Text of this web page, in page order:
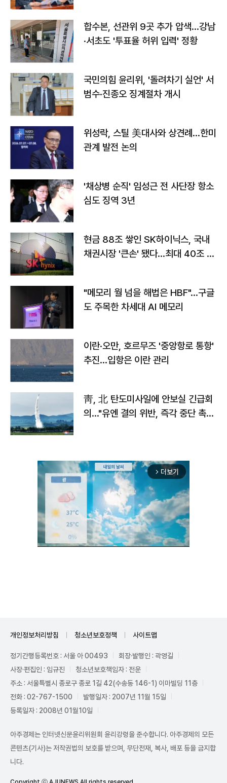
합수본, 선관위 9곳 추가 압색…강남
·서초도 '투표율 허위 입력' 정황
국민의힘 윤리위, '돌려차기 실언' 서
범수·진종오 징계절차 개시
위성락, 스틸 美대사와 상견례…한미
관계 발전 논의
'채상병 순직' 임성근 전 사단장 항소
심도 징역 3년
현금 88조 쌓인 SK하이닉스, 국내
채권시장 '큰손' 됐다…최대 40조 투
"메모리 월 넘을 해법은 HBF"…구글
도 주목한 차세대 AI 메모리
이란·오만, 호르무즈 '중앙항로 통항'
추진…입항은 이란 관리
靑, 北 탄도미사일에 안보실 긴급회
의…"유엔 결의 위반, 즉각 중단 촉
arrow_forward_ios 더보기
개인정보처리방침 청소년보호정책 사이트맵
정기간행등록번호 : 서울 아 00493
회장·발행인 : 곽영길
사장·편집인 : 임규진
청소년보호책임자 : 전운
주소 : 서울특별시 종로구 종로 1길 42(수송동 146-1) 이마빌딩 11층
전화 : 02-767-1500
발행일자 : 2007년 11월 15일
등록일자 : 2008년 01월10일
아주경제는 인터넷신문윤리위원회 윤리강령을 준수합니다. 아주경제의 모든
콘텐츠(기사)는 저작권법의 보호를 받으며, 무단전재, 복사, 배포 등을 금지합
니다.